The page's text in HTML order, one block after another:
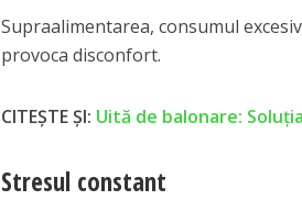
Supraalimentarea, consumul
provoca disconfort.
CITEȘTE ȘI: Uită de balonare:
Stresul constant